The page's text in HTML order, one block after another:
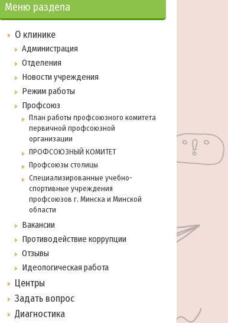
Меню раздела
О клинике
Администрация
Отделения
Новости учреждения
Режим работы
Профсоюз
План работы профсоюзного комитета
первичной профсоюзной
организации
ПРОФСОЮЗНЫЙ КОМИТЕТ
Профсоюзы столицы
Специализированные учебно-
спортивные учреждения
профсоюзов г. Минска и Минской
области
Вакансии
Противодействие коррупции
Отзывы
Идеологическая работа
Центры
Задать вопрос
Диагностика